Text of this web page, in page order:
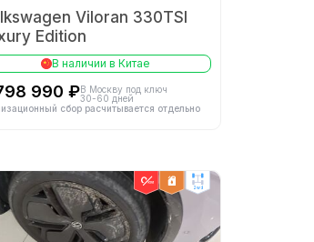
Viloran 330TSI
Edition
В наличии в Китае
990 ₽В Москву под ключ
30-60 дней
сбор расчитывается отдельно
2wd